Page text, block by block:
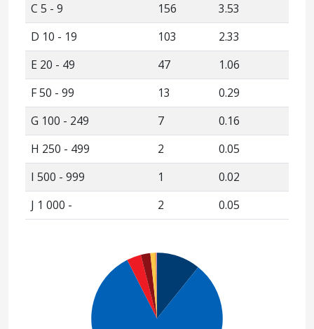
C 5 - 9
156
3.53
D 10 - 19
103
2.33
E 20 - 49
47
1.06
F 50 - 99
13
0.29
G 100 - 249
7
0.16
H 250 - 499
2
0.05
I 500 - 999
1
0.02
J 1 000 -
2 0.05